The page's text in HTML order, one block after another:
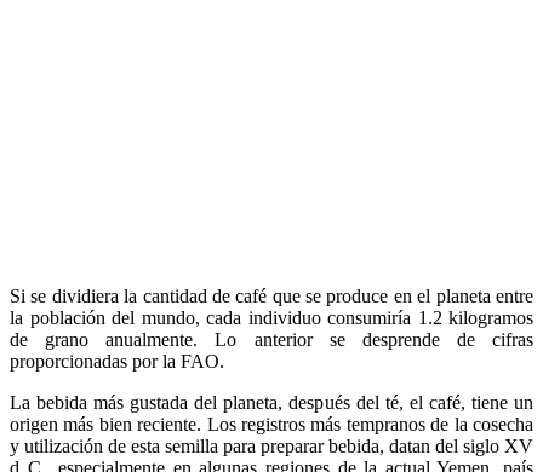
Si se dividiera la cantidad de café que se produce en el planeta entre
la población del mundo, cada individuo consumiría 1.2 kilogramos
de grano anualmente. Lo anterior se desprende de cifras
proporcionadas por la FAO.
La bebida más gustada del planeta, después del té, el café, tiene un
origen más bien reciente. Los registros más tempranos de la cosecha
y utilización de esta semilla para preparar bebida, datan del siglo XV
d C., especialmente en algunas regiones de la actual Yemen, país